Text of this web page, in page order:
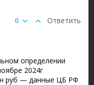
Ответить
0
определении
2024г
руб — данные ЦБ РФ